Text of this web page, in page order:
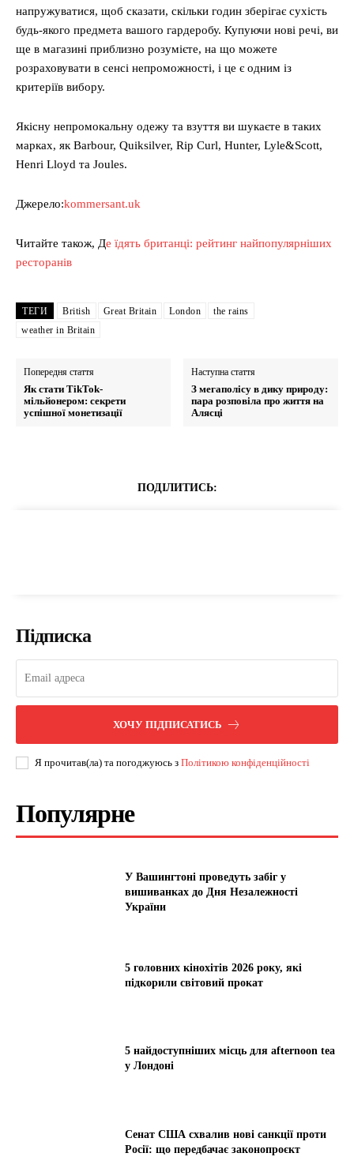
напружуватися, щоб сказати, скільки годин зберігає сухість
будь-якого предмета вашого гардеробу. Купуючи нові речі, ви
ще в магазині приблизно розумієте, на що можете
розраховувати в сенсі непроможності, і це є одним із
критеріїв вибору.
Якісну непромокальну одежу та взуття ви шукаєте в таких
марках, як Barbour, Quiksilver, Rip Curl, Hunter, Lyle&Scott,
Henri Lloyd та Joules.
Джерело:kommersant.uk
Читайте також, Де їдять британці: рейтинг найпопулярніших
ресторанів
ТЕГИ British Great Britain London
the rains
weather in Britain
Попередня стаття
Як стати TikTok-
мільйонером: секрети
успішної монетизації
Наступна стаття
З мегаполісу в дику природу:
пара розповіла про життя на
Алясці
ПОДІЛИТИСЬ:
Підписка
ХОЧУ ПІДПИСАТИСЬ
Я прочитав(ла) та погоджуюсь з Політикою конфіденційності
Популярне
У Вашингтоні проведуть забіг у
вишиванках до Дня Незалежності
України
5 головних кінохітів 2026 року, які
підкорили світовий прокат
5 найдоступніших місць для afternoon tea
у Лондоні
Сенат США схвалив нові санкції проти
Росії: що передбачає законопроєкт